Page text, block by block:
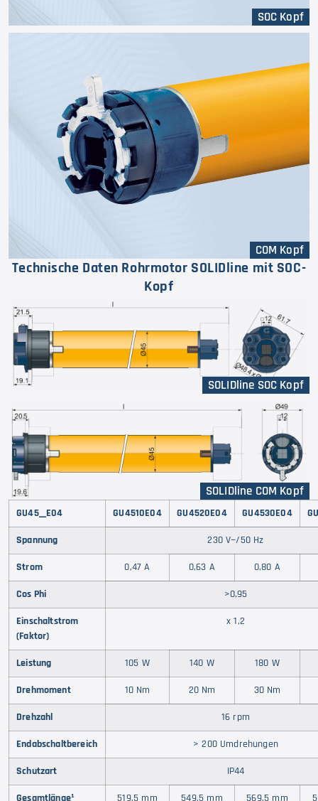
SOC Kopf
COM Kopf
Technische Daten Rohrmotor SOLIDline mit SOC-
Kopf
SOLIDline SOC Kopf
SOLIDline COM Kopf
GU45__E04 GU4510E04 GU4520E04 GU4530E04
Spannung 230 V~/50 Hz
Strom 0,47 A 0,63 A 0,80 A
Cos Phi >0,95
Einschaltstrom
(Faktor)
x 1,2
Leistung 105 W 140 W 180 W
Drehmoment 10 Nm 20 Nm 30 Nm
Drehzahl 16 rpm
Endabschaltbereich > 200 Umdrehungen
Schutzart IP44
Gesamtlänge¹ 519,5 mm 549,5 mm 569,5 mm